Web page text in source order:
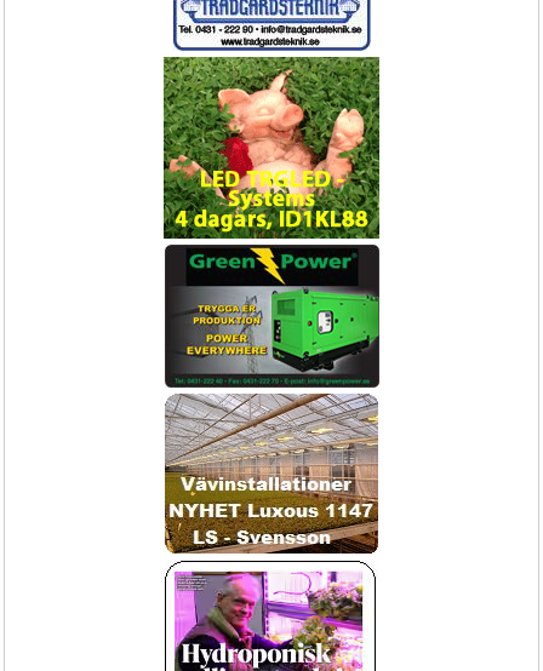
Städmaskin
Anpassningsbar för flera
upphängningsalternativ.
NYHET!
Näringsindikator Lt för krukväxten, ger
signal för gödning
Lt penna signal
Transportvagn / CC-vagn /
Containervagn - basenhet inkl stolpar
exkl hyllplan
Inkl. hjul och stolpar.
Klimatstyrning
Klimatstyrning HortiMaX-Go
Klimat dator HortiMax
Butiksbord och Exponeringsbord
Utöka exponeringen i butiken eller
nya odlingsbord?